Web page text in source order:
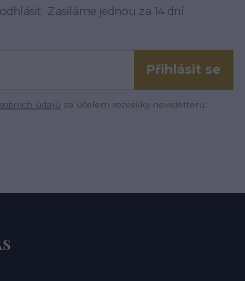
Zasíláme jednou za 14 dní.
Přihlásit se
údajů za účelem rozesílky newsletteru.